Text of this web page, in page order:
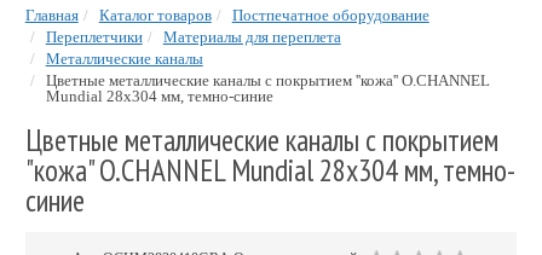
Главная Каталог товаров
Постпечатное оборудование
Переплетчики
Материалы для переплета
Металлические каналы
Цветные металлические каналы с покрытием ''кожа'' O.CHANNEL
Mundial 28х304 мм, темно-синие
Цветные металлические каналы с покрытием
"кожа" O.CHANNEL Mundial 28х304 мм, темно-
синие